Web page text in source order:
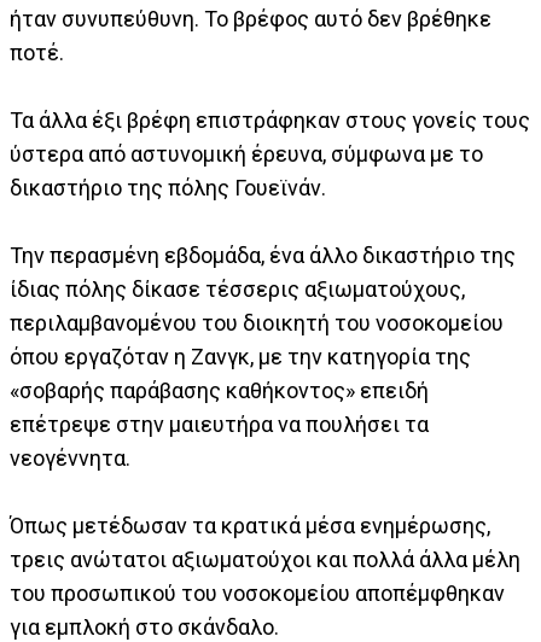
ήταν συνυπεύθυνη. Το βρέφος αυτό δεν βρέθηκε
ποτέ.
Τα άλλα έξι βρέφη επιστράφηκαν στους γονείς τους
ύστερα από αστυνομική έρευνα, σύμφωνα με το
δικαστήριο της πόλης Γουεϊνάν.
Την περασμένη εβδομάδα, ένα άλλο δικαστήριο της
ίδιας πόλης δίκασε τέσσερις αξιωματούχους,
περιλαμβανομένου του διοικητή του νοσοκομείου
όπου εργαζόταν η Ζανγκ, με την κατηγορία της
«σοβαρής παράβασης καθήκοντος» επειδή
επέτρεψε στην μαιευτήρα να πουλήσει τα
νεογέννητα.
Όπως μετέδωσαν τα κρατικά μέσα ενημέρωσης,
τρεις ανώτατοι αξιωματούχοι και πολλά άλλα μέλη
του προσωπικού του νοσοκομείου αποπέμφθηκαν
για εμπλοκή στο σκάνδαλο.